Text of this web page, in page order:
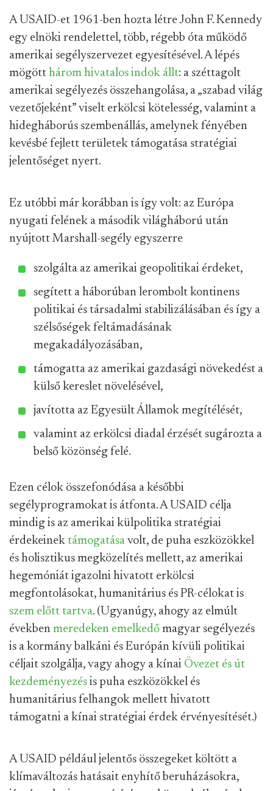
A USAID-et 1961-ben hozta létre John F. Kennedy
egy elnöki rendelettel, több, régebb óta működő
amerikai segélyszervezet egyesítésével. A lépés
mögött három hivatalos indok állt: a széttagolt
amerikai segélyezés összehangolása, a „szabad világ
vezetőjeként” viselt erkölcsi kötelesség, valamint a
hidegháborús szembenállás, amelynek fényében
kevésbé fejlett területek támogatása stratégiai
jelentőséget nyert.
Ez utóbbi már korábban is így volt: az Európa
nyugati felének a második világháború után
nyújtott Marshall-segély egyszerre
szolgálta az amerikai geopolitikai érdeket,
segített a háborúban lerombolt kontinens
politikai és társadalmi stabilizálásában és így a
szélsőségek feltámadásának
megakadályozásában,
támogatta az amerikai gazdasági növekedést a
külső kereslet növelésével,
javította az Egyesült Államok megítélését,
valamint az erkölcsi diadal érzését sugározta a
belső közönség felé.
Ezen célok összefonódása a későbbi
segélyprogramokat is átfonta. A USAID célja
mindig is az amerikai külpolitika stratégiai
érdekeinek támogatása volt, de puha eszközökkel
és holisztikus megközelítés mellett, az amerikai
hegemóniát igazolni hivatott erkölcsi
megfontolásokat, humanitárius és PR-célokat is
szem előtt tartva. (Ugyanúgy, ahogy az elmúlt
években meredeken emelkedő magyar segélyezés
is a kormány balkáni és Európán kívüli politikai
céljait szolgálja, vagy ahogy a kínai Övezet és út
kezdeményezés is puha eszközökkel és
humanitárius felhangok mellett hivatott
támogatni a kínai stratégiai érdek érvényesítését.)
A USAID például jelentős összegeket költött a
klímaváltozás hatásait enyhítő beruházásokra,